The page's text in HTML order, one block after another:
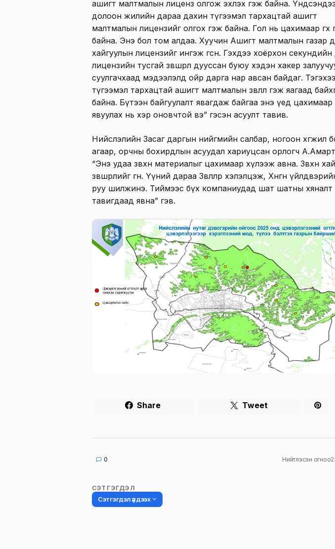
ашигт малтмалын лиценз олгож эхлэх гэж байна.
долоон жилийн дараа дахин түгээмэл тархацтай ашигт
малтмалын лицензийг олгох гэж байна. Гол нь цахимаар өгөх
байна. Энэ бол том алдаа. Хуучин Ашигт малтмалын газар
хайгуулын лицензийг ингэж өгсөн. Гэхдээ хоёрхон
лицензийн тусгай зөвшөөрөл дууссан буюу хэдэн хакер
суулгачхаад мэдээлэлд ойр дарга нар авсан байдаг.
түгээмэл тархацтай ашигт малтмалын зөвлөл гэж яагаад
байна. Бүтээн байгуулалт явагдаж байгаа энэ үед цахимаар
явуулах нь хэр оновчтой вэ” гэсэн асуулт тавив.
Нийслэлийн Засаг даргын нийгмийн салбар, ногоон хөгжил
агаар, орчны бохирдлын асуудал хариуцсан орлогч
“Энэ удаа зөвхөн материалыг цахимаар хүлээж авна. Зөвхөн
зөвшөөрлийг өгнө. Үүний дараа Зөвлөлөөр хэлэлцэж, Хөнгөн
руу шилжинэ. Тиймээс бүх компаниудад шат шатны хяналт
тавигдаад явна” гэв.
Share Tweet
0 Нийтлэсэн огноо
СЭТГЭГДЭЛ
Сэтгэгдэл үлдээх